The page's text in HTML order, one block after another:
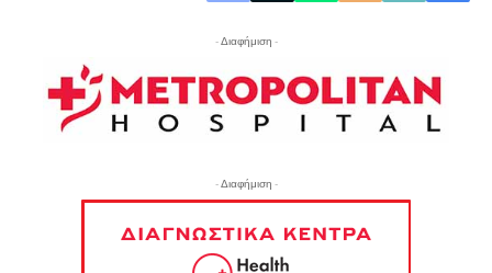
- Διαφήμιση -
- Διαφήμιση -